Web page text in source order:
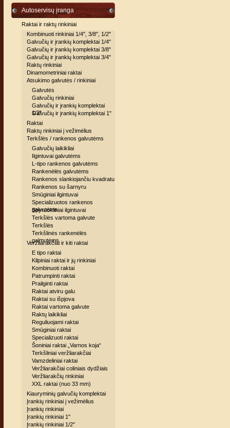
Autoservisų įranga
Raktai ir raktų rinkiniai
Kombinuoti rinkiniai 1/4", 3/8", 1/2"
Galvučių ir įrankių komplektai 1/4"
Galvučių ir įrankių komplektai 3/8"
Galvučių ir įrankių komplektai 3/4"
Raktų rinkiniai
Dinamometriniai raktai
Atsukimo galvutės / rinkiniai
Galvutės
Galvučių rinkiniai
Galvučių ir įrankių komplektai
1/2"
Galvučių ir įrankių komplektai 1"
Raktai
Raktų rinkiniai į vežimėlius
Terkšlės / rankenos galvutėms
Galvučių laikikliai
Ilgintuvai galvutėms
L-tipo rankenos galvutėms
Rankenėlės galvutėms
Rankenos slankiojančiu kvadratu
Rankenos su šarnyru
Smūginiai ilgintuvai
Specializuotos rankenos
galvutėms
Spyruokliniai ilgintuvai
Terkšlės vartoma galvute
Terkšlės
Terkšlinės rankenėlės
galmutėms
Veržliarakčiai ir kiti raktai
E tipo raktai
Kilpiniai raktai ir jų rinkiniai
Kombinuoti raktai
Patrumpinti raktai
Prailginti raktai
Raktai atviru galu
Raktai su išpjova
Raktai vartoma galvute
Raktų laikikliai
Reguliuojami raktai
Smūginiai raktai
Specializuoti raktai
Šoniniai raktai „Varnos koja“
Terkšliniai veržliarakčiai
Vamzdeliniai raktai
Veržliarakčiai coliniais dydžiais
Veržliarakčių rinkiniai
XXL raktai (nuo 33 mm)
Kiauryminių galvučių komplektai
Įrankių rinkiniai į vežimėlius
Įrankių rinkiniai
Įrankių rinkiniai 1''
Įrankių rinkiniai 1/2"